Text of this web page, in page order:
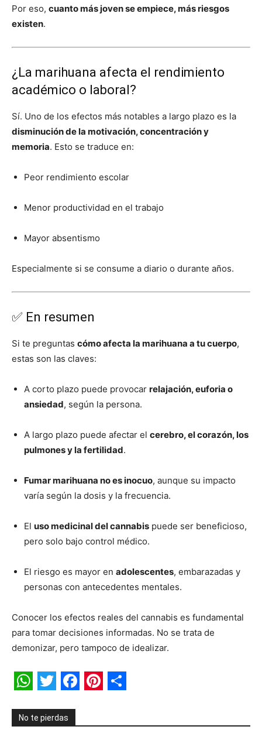
Por eso, cuanto más joven se empiece, más riesgos
existen.
¿La marihuana afecta el rendimiento
académico o laboral?
Sí. Uno de los efectos más notables a largo plazo es la
disminución de la motivación, concentración y
memoria. Esto se traduce en:
Peor rendimiento escolar
Menor productividad en el trabajo
Mayor absentismo
Especialmente si se consume a diario o durante años.
✅ En resumen
Si te preguntas cómo afecta la marihuana a tu cuerpo,
estas son las claves:
A corto plazo puede provocar relajación, euforia o
ansiedad, según la persona.
A largo plazo puede afectar el cerebro, el corazón, los
pulmones y la fertilidad.
Fumar marihuana no es inocuo, aunque su impacto
varía según la dosis y la frecuencia.
El uso medicinal del cannabis puede ser beneficioso,
pero solo bajo control médico.
El riesgo es mayor en adolescentes, embarazadas y
personas con antecedentes mentales.
Conocer los efectos reales del cannabis es fundamental
para tomar decisiones informadas. No se trata de
demonizar, pero tampoco de idealizar.
No te pierdas